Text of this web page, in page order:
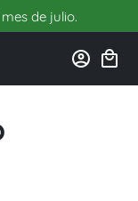
de julio.
account_circle local_mall